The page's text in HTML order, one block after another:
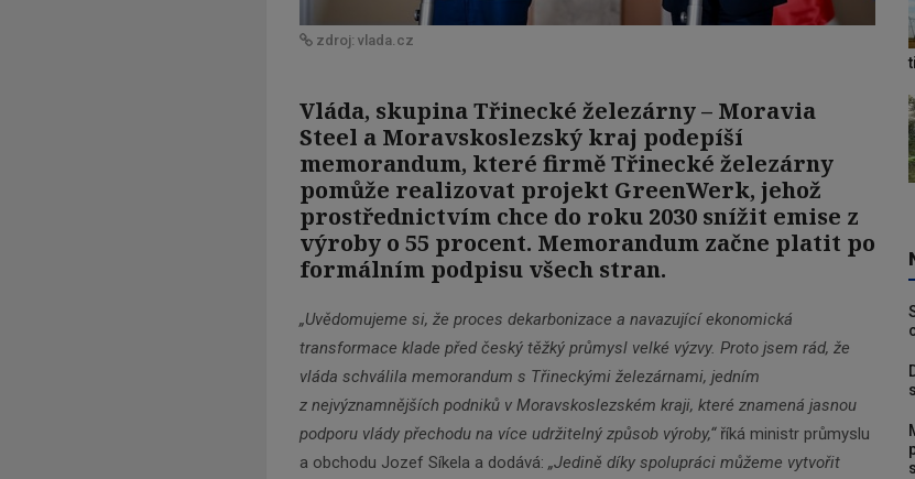
zdroj: vlada.cz
Vláda, skupina Třinecké železárny – Moravia
Steel a Moravskoslezský kraj podepíší
memorandum, které firmě Třinecké železárny
pomůže realizovat projekt GreenWerk, jehož
prostřednictvím chce do roku 2030 snížit emise z
výroby o 55 procent. Memorandum začne platit po
formálním podpisu všech stran.
„Uvědomujeme si, že proces dekarbonizace a navazující ekonomická
transformace klade před český těžký průmysl velké výzvy. Proto jsem rád, že
vláda schválila memorandum s Třineckými železárnami, jedním
z nejvýznamnějších podniků v Moravskoslezském kraji, které znamená jasnou
podporu vlády přechodu na více udržitelný způsob výroby,“říká ministr průmyslu
a obchodu Jozef Síkela a dodává: „Jedině díky spolupráci můžeme vytvořit